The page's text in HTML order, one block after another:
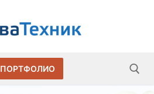
ПОРТФОЛИО